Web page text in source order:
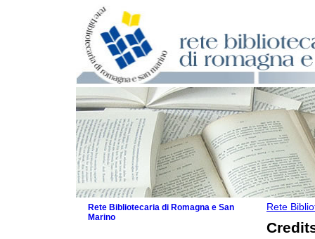
Rete
Rete Bibliotecaria di Romagna e San
Marino